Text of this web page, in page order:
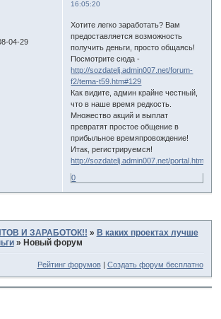
16:05:20
04-29
Хотите легко заработать? Вам
предоставляется возможность
получить деньги, просто общаясь!
Посмотрите сюда -
http://sozdatelj.admin007.net/forum-
f2/tema-t59.htm#129
Как видите, админ крайне честный,
что в наше время редкость.
Множество акций и выплат
превратят простое общение в
прибыльное времяпровождение!
Итак, регистрируемся!
http://sozdatelj.admin007.net/portal.htm
0
И ЗАРАБОТОК!! » В каких проектах лучше
» Новый форум
Рейтинг форумов| Создать форум бесплатно